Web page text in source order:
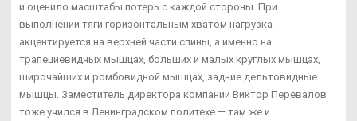
и оценило масштабы потерь с каждой стороны. При
выполнении тяги горизонтальным хватом нагрузка
акцентируется на верхней части спины, а именно на
трапециевидных мышцах, больших и малых круглых мышцах,
широчайших и ромбовидной мышцах, задние дельтовидные
мышцы. Заместитель директора компании Виктор Перевалов
тоже учился в Ленинградском политехе — там же и